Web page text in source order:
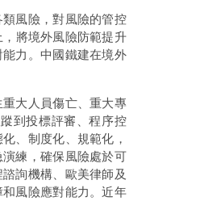
風險，對風險的管控
將境外風險防範提升
力。中國鐵建在境外
大人員傷亡、重大專
到投標評審、程序控
、制度化、規範化，
練，確保風險處於可
詢機構、歐美律師及
風險應對能力。近年